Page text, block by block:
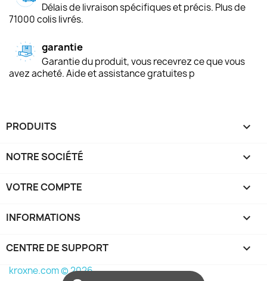
Délais de livraison spécifiques et précis. Plus de
71000 colis livrés.
garantie
Garantie du produit, vous recevrez ce que vous
avez acheté. Aide et assistance gratuites p
PRODUITS 
NOTRE SOCIÉTÉ 
VOTRE COMPTE 
INFORMATIONS keyboard_arrow_down
CENTRE DE SUPPORT 
kroxne.com © 2026